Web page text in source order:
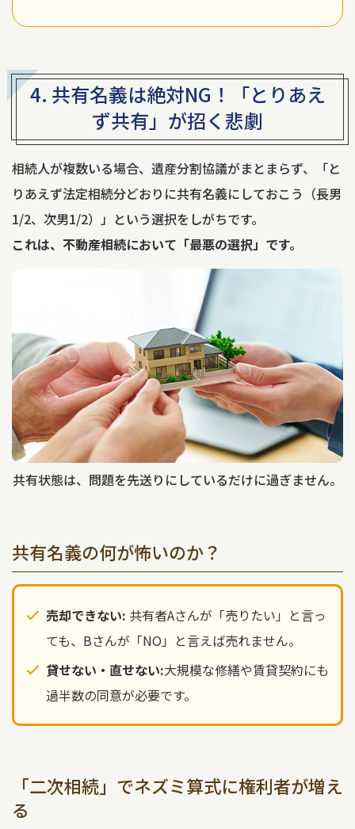
4. 共有名義は絶対NG！
「とりあえ
ず共有」が招く悲劇
相続人が複数いる場合、遺産分割協議がまとまらず、「と
りあえず法定相続分どおりに共有名義にしておこう（長男
1/2、次男1/2）」という選択をしがちです。
これは、不動産相続において「最悪の選択」です。
共有状態は、問題を先送りにしているだけに過ぎません。
共有名義の何が怖いのか？
売却できない: 共有者Aさんが「売りたい」と言っ
ても、Bさんが「NO」と言えば売れません。
貸せない・直せない:大規模な修繕や賃貸契約にも
過半数の同意が必要です。
「二次相続」でネズミ算式に権利者が増え
る